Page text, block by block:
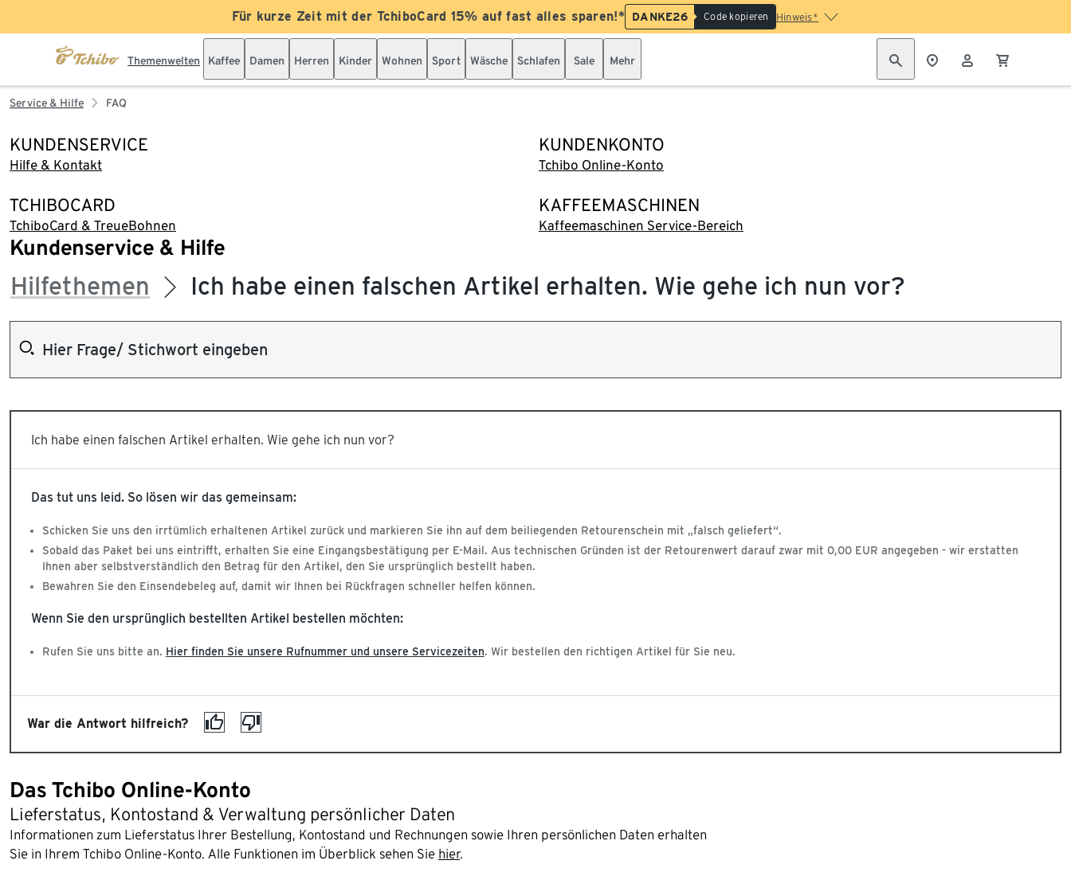
Für kurze Zeit mit der TchiboCard 15% auf fast alles sparen!* DANKE26 Code kopieren Hinweis*
Themenwelten Kaffee Damen Herren Kinder Wohnen Sport Wäsche Schlafen Sale Mehr
Service & Hilfe FAQ
KUNDENSERVICE
Hilfe & Kontakt
KUNDENKONTO
Tchibo Online-Konto
TCHIBOCARD
TchiboCard & TreueBohnen
KAFFEEMASCHINEN
Kaffeemaschinen Service-Bereich
Kundenservice & Hilfe
Hilfethemen Ich habe einen falschen Artikel erhalten. Wie gehe ich nun vor?
Ich habe einen falschen Artikel erhalten. Wie gehe ich nun vor?
Das tut uns leid. So lösen wir das gemeinsam:
Schicken Sie uns den irrtümlich erhaltenen Artikel zurück und markieren Sie ihn auf dem beiliegenden Retourenschein mit „falsch geliefert“.
Sobald das Paket bei uns eintrifft, erhalten Sie eine Eingangsbestätigung per E-Mail. Aus technischen Gründen ist der Retourenwert darauf zwar mit 0,00 EUR angegeben - wir erstatten
Ihnen aber selbstverständlich den Betrag für den Artikel, den Sie ursprünglich bestellt haben.
Bewahren Sie den Einsendebeleg auf, damit wir Ihnen bei Rückfragen schneller helfen können.
Wenn Sie den ursprünglich bestellten Artikel bestellen möchten:
Rufen Sie uns bitte an. Hier finden Sie unsere Rufnummer und unsere Servicezeiten. Wir bestellen den richtigen Artikel für Sie neu.
War die Antwort hilfreich?
Das Tchibo Online-Konto
Lieferstatus, Kontostand & Verwaltung persönlicher Daten
Informationen zum Lieferstatus Ihrer Bestellung, Kontostand und Rechnungen sowie Ihren persönlichen Daten erhalten
Sie in Ihrem Tchibo Online-Konto. Alle Funktionen im Überblick sehen Sie hier.